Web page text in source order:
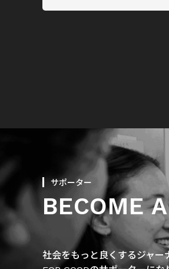
サポーター
BECOME
社会をもっと良くするジャー